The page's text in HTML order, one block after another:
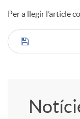
Per a llegir l’article
C